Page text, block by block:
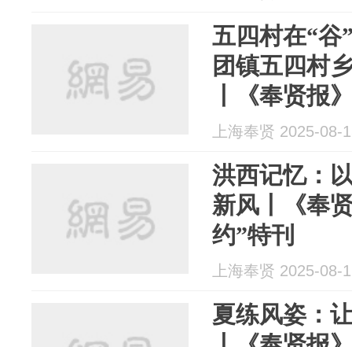
五四村在“谷
团镇五四村
丨《奉贤报
刊
上海奉贤 2025-08-
洪西记忆：
新风丨《奉
约”特刊
上海奉贤 2025-08-
夏练风姿：